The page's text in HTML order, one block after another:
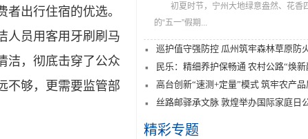
出行住宿的优选。
人员用客用牙刷刷马
洁，彻底击穿了公众
不够，更需要监管部
初夏时节，宁州大地绿意盎然、花香
的“五一”假期...
巡护值守强防控 瓜州筑牢森林草原防
民乐：精细养护保畅通 农村公路“焕新
高台创新“速测+定量”模式 筑牢农产
丝路邮驿承文脉 敦煌举办国际家庭日
精彩专题